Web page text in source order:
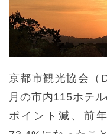
京都市観光協会（
月の市内115ホテ
ポイント減、前